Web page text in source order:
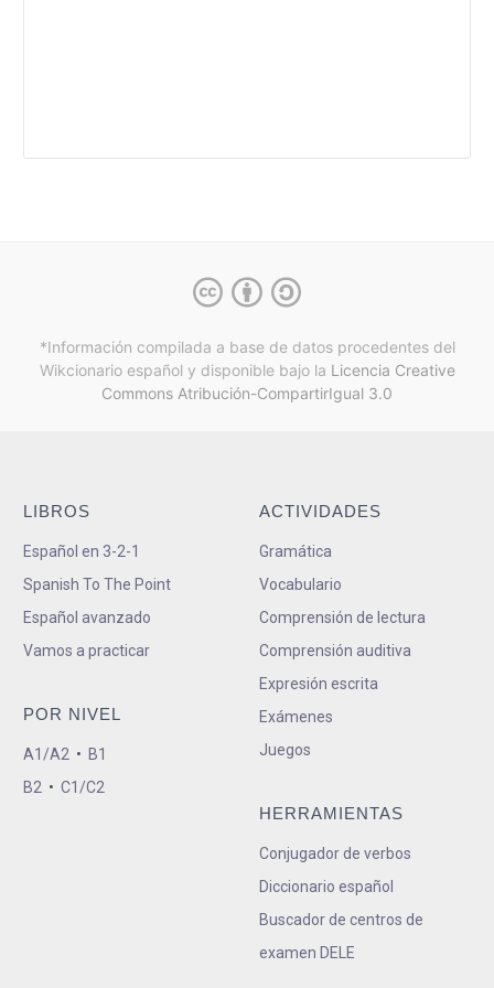
*Información compilada a base de datos procedentes del
Wikcionario español y disponible bajo la Licencia Creative
Commons Atribución-CompartirIgual 3.0
LIBROS
Español en 3-2-1
Spanish To The Point
Español avanzado
Vamos a practicar
POR NIVEL
A1/A2 • B1
B2 • C1/C2
ACTIVIDADES
Gramática
Vocabulario
Comprensión de lectura
Comprensión auditiva
Expresión escrita
Exámenes
Juegos
HERRAMIENTAS
Conjugador de verbos
Diccionario español
Buscador de centros de
examen DELE